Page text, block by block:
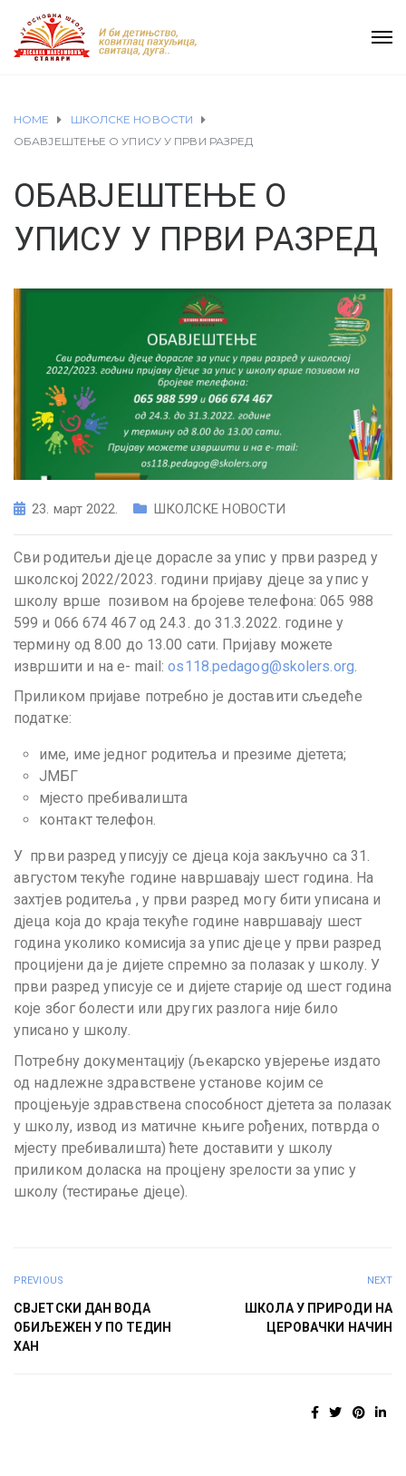
HOME
ШКОЛСКЕ НОВОСТИ
ОБАВЈЕШТЕЊЕ О УПИСУ У ПРВИ РАЗРЕД
ОБАВЈЕШТЕЊЕ О
УПИСУ У ПРВИ РАЗРЕД
23. март 2022. ШКОЛСКЕ НОВОСТИ
Сви родитељи дјеце дорасле за упис у први разред у
школској 2022/2023. години пријаву дјеце за упис у
школу врше позивом на бројеве телефона: 065 988
599 и 066 674 467 од 24.3. до 31.3.2022. године у
термину од 8.00 до 13.00 сати. Пријаву можете
извршити и на e- mail:os118.pedagog@skolers.org
Приликом пријаве потребно је доставити сљедеће
податке:
име, име једног родитеља и презиме дјетета;
ЈМБГ
мјесто пребивалишта
контакт телефон.
У први разред уписују се дјеца која закључно са 31.
августом текуће године навршавају шест година. На
захтјев родитеља , у први разред могу бити уписана и
дјеца која до краја текуће године навршавају шест
година уколико комисија за упис дјеце у први разред
процијени да је дијете спремно за полазак у школу. У
први разред уписује се и дијете старије од шест година
које због болести или других разлога није било
уписано у школу.
Потребну документацију (љекарско увјерење издато
од надлежне здравствене установе којим се
процјењује здравствена способност дјетета за полазак
у школу, извод из матичне књиге рођених, потврда о
мјесту пребивалишта) ћете доставити у школу
приликом доласка на процјену зрелости за упис у
школу (тестирање дјеце).
PREVIOUS
СВЈЕТСКИ ДАН ВОДА
ОБИЉЕЖЕН У ПО ТЕДИН
ХАН
NEXT
ШКОЛА У ПРИРОДИ НА
ЦЕРОВАЧКИ НАЧИН